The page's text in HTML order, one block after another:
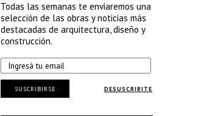
Todas las semanas te enviaremos una
selección de las obras y noticias más
destacadas de arquitectura, diseño y
construcción.
DESUSCRIBITE
SUSCRIBIRSE